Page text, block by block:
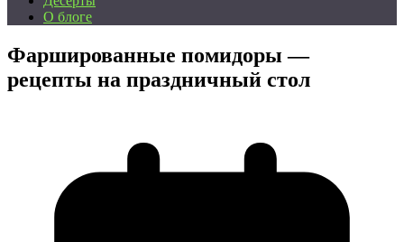
О блоге
Фаршированные помидоры —
рецепты на праздничный стол